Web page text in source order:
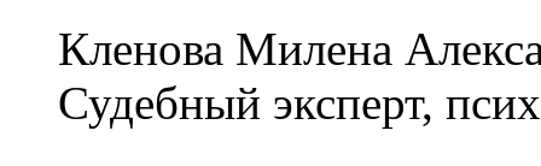
Кленова Милена
Судебный эксперт,